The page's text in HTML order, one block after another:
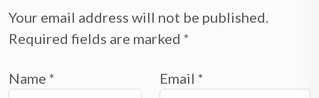
Your email address will not be published.
Required fields are marked *
Name * Email *